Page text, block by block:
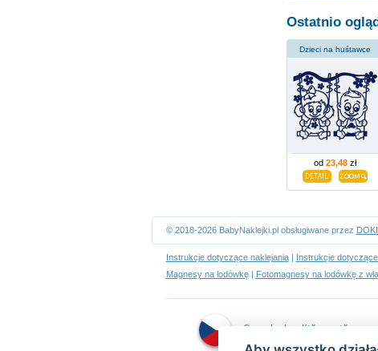
Ostatnio
Dzieci na huśtawce
od 23,48zł
© 2018-2026 BabyNaklejki.pl obsługiwane przez
Instrukcje dotyczące naklejania| Instrukcje
Magnesy na lodówkę| Fotomagnesy na lodówkę z
Samolepky dítě v autě